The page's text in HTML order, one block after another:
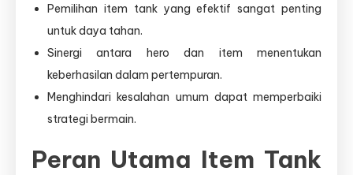
Pemilihan item tank yang efektif sangat penting
untuk daya tahan.
Sinergi antara hero dan item menentukan
keberhasilan dalam pertempuran.
Menghindari kesalahan umum dapat memperbaiki
strategi bermain.
Peran Utama Item Tank